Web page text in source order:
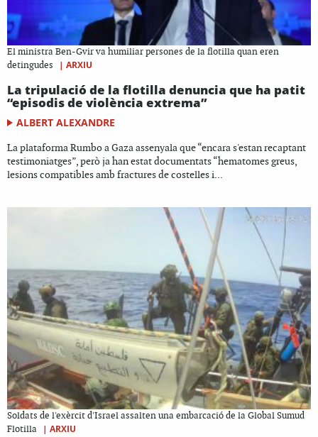
El ministra Ben-Gvir va humiliar persones de la flotilla quan eren
detingudes
| ARXIU
La tripulació de la flotilla denuncia que ha patit
“episodis de violència extrema”
ALBERT ALEXANDRE
La plataforma Rumbo a Gaza assenyala que “encara s'estan recaptant
testimoniatges”, però ja han estat documentats “hematomes greus,
lesions compatibles amb fractures de costelles i...
Soldats de l'exèrcit d'Israel assalten una embarcació de la Global Sumud
Flotilla
| ARXIU